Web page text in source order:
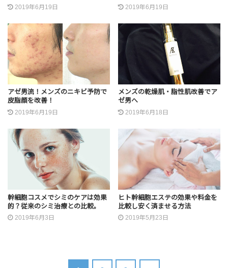
2019年6月19日 2019年6月19日
アゼ男流！メンズのニキビ予防で
皮脂顔を改善！
2019年6月19日
メンズの乾燥肌・脂性肌改善でア
ゼ男へ
2019年6月18日
幹細胞コスメでシミのケアは効果
的？従来のシミ治療との比較。
2019年6月3日
ヒト幹細胞エステの効果や料金を
比較し安く済ませる方法
2019年5月23日